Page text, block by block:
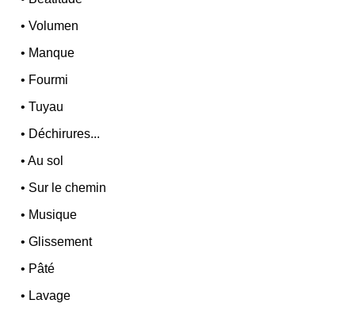
•Volumen
• Manque
• Fourmi
•Tuyau
• Déchirures...
•Au sol
• Sur le chemin
• Musique
•Glissement
• Pâté
• Lavage